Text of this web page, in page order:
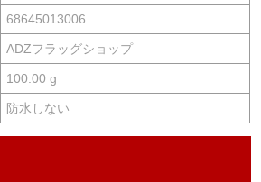
68645013006
ADZフラッグショップ
100.00 g
防水しない